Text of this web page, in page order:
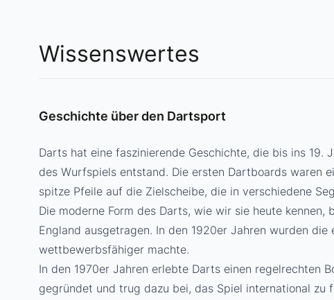
Wissenswertes
Geschichte über den Dartsport
Darts hat eine faszinierende Geschichte, die bis ins
des Wurfspiels entstand. Die ersten Dartboards waren
spitze Pfeile auf die Zielscheibe, die in verschiedene
Die moderne Form des Darts, wie wir sie heute
England ausgetragen. In den 1920er Jahren wurden
wettbewerbsfähiger machte.
In den 1970er Jahren erlebte Darts einen regelrechten
gegründet und trug dazu bei, das Spiel international